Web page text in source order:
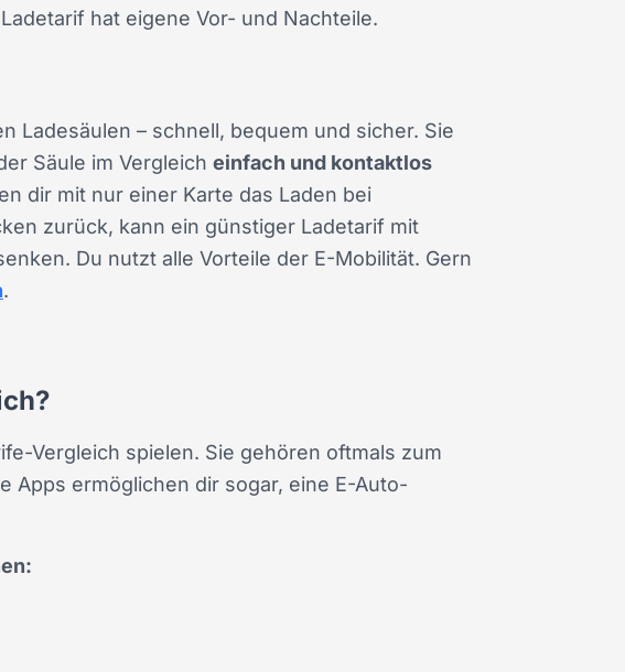
hat eigene Vor- und Nachteile.
Ladesäulen – schnell, bequem und sicher. Sie
Säule im Vergleich einfach und kontaktlos
dir mit nur einer Karte das Laden bei
zurück, kann ein günstiger Ladetarif mit
Du nutzt alle Vorteile der E-Mobilität. Gern
.
Vergleich spielen. Sie gehören oftmals zum
Apps ermöglichen dir sogar, eine E-Auto-